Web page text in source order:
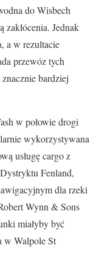
do Wisbech
zakłócenia. Jednak
a w rezultacie
przewóz tych
bardziej
w połowie drogi
wykorzystywana
usługę cargo z
Fenland,
dla rzeki
Wynn & Sons
miałyby być
w Walpole St